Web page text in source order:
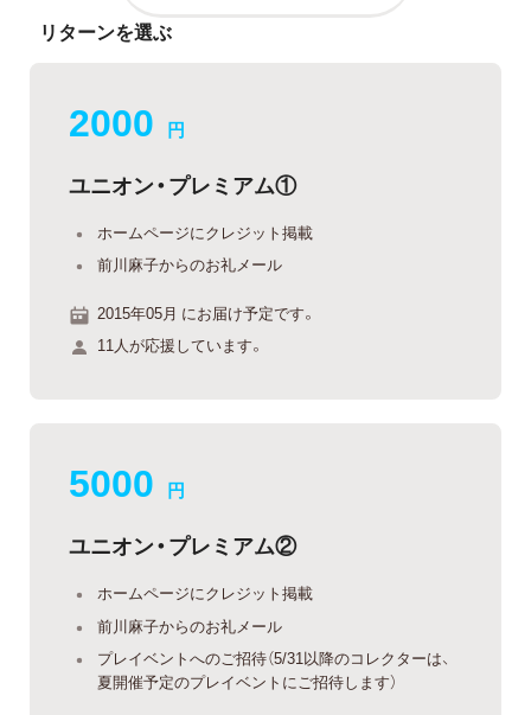
リターンを選ぶ
2000 円
ユニオン・プレミアム①
ホームページにクレジット掲載
前川麻子からのお礼メール
2015年05月 にお届け予定です。
11人が応援しています。
5000 円
ユニオン・プレミアム②
ホームページにクレジット掲載
前川麻子からのお礼メール
プレイベントへのご招待（5/31以降のコレクターは、
夏開催予定のプレイベントにご招待します）